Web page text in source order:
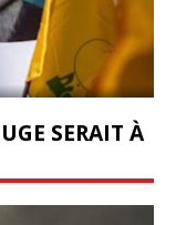
SERAIT À